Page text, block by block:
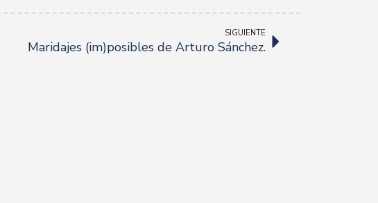
SIGUIENTE
Maridajes (im)posibles de Arturo Sánchez.